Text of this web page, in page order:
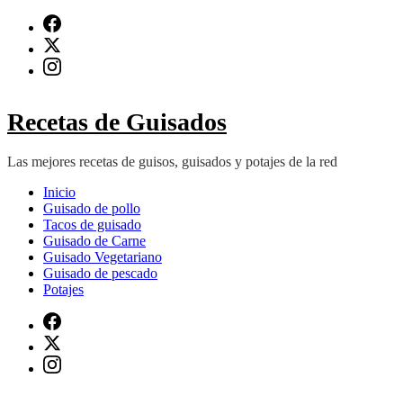
contenido
(presiona
Recetas de Guisados
Las mejores recetas de guisos, guisados y potajes de la red
Inicio
Guisado de pollo
Tacos de guisado
Guisado de Carne
Guisado Vegetariano
Guisado de pescado
Potajes